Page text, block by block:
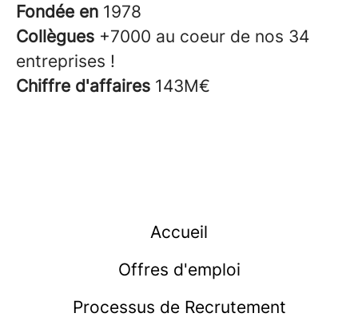
Fondée en 1978
Collègues +7000 au coeur de nos 34
entreprises !
Chiffre d'affaires 143M€
Accueil
Offres d'emploi
Processus de Recrutement